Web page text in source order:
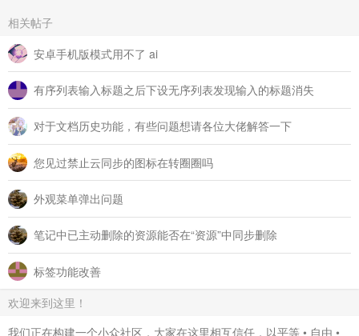
相关帖子
安卓手机版模式用不了 ai
有序列表输入标题之后下设无序列表发现输入的标题消失
对于文档历史功能，有些问题想请各位大佬解答一下
您见过禁止云同步的图标在转圈圈吗
外观菜单弹出问题
笔记中已主动删除的资源能否在“资源”中同步删除
标签功能改善
欢迎来到这里！
我们正在构建一个小众社区，大家在这里相互信任，以平等 • 自由 •